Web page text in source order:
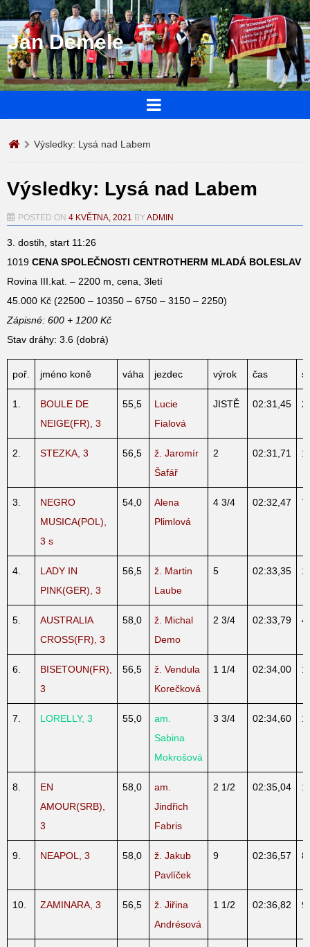
Jan Demele
Výsledky: Lysá nad Labem
Výsledky: Lysá nad Labem
POSTED ON 4 KVĚTNA, 2021 BYADMIN
3. dostih, start 11:26
1019 CENA SPOLEČNOSTI CENTROTHERM MLADÁ BOLESLAV
Rovina III.kat. – 2200 m, cena, 3letí
45.000 Kč (22500 – 10350 – 6750 – 3150 – 2250)
Zápisné: 600 + 1200 Kč
Stav dráhy: 3.6 (dobrá)
poř. jméno koně váha jezdec výrok čas
1.
BOULE DE
NEIGE(FR), 3
55,5
Lucie
Fialová
JISTĚ 02:31,45 2
2. STEZKA, 3 56,5
ž. Jaromír
Šafář
2 02:31,71
3.
NEGRO
MUSICA(POL),
3 s
54,0
Alena
Plimlová
4 3/4 02:32,47 7
4.
LADY IN
PINK(GER), 3
56,5
ž. Martin
Laube
5 02:33,35
5.
AUSTRALIA
CROSS(FR), 3
58,0
ž. Michal
Demo
2 3/4 02:33,79 4
6.
BISETOUN(FR),
3
56,5
ž. Vendula
Korečková
1 1/4 02:34,00 1
7. LORELLY, 3 55,0
am.
Sabina
Mokrošová
3 3/4 02:34,60
8.
EN
AMOUR(SRB),
3
58,0
am.
Jindřich
Fabris
2 1/2 02:35,04
9. NEAPOL, 3 58,0
ž. Jakub
Pavlíček
9 02:36,57 8
10. ZAMINARA, 3 56,5
ž. Jiřina
Andrésová
1 1/2 02:36,82 9